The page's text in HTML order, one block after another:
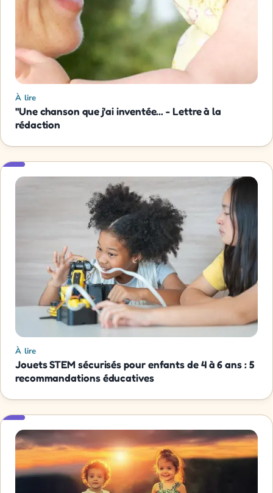
À lire
"Une chanson que j'ai inventée... - Lettre à la
rédaction
À lire
Jouets STEM sécurisés pour enfants de 4 à 6 ans : 5
recommandations éducatives